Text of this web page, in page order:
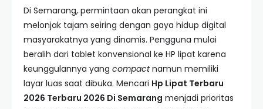
Di Semarang, permintaan akan perangkat ini
melonjak tajam seiring dengan gaya hidup digital
masyarakatnya yang dinamis. Pengguna mulai
beralih dari tablet konvensional ke HP lipat karena
keunggulannya yang compactnamun memiliki
layar luas saat dibuka. Mencari Hp Lipat Terbaru
2026 Terbaru 2026 Di Semarang menjadi prioritas